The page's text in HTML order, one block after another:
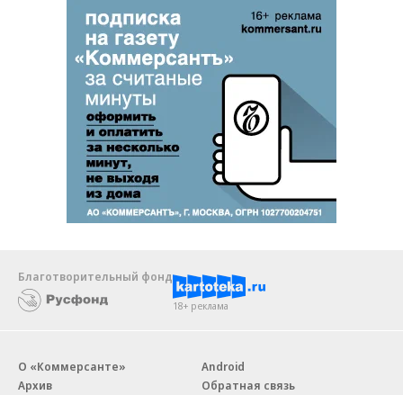
Благотворительный фонд
18+ реклама
О «Коммерсанте»
Архив
Android
Обратная связь